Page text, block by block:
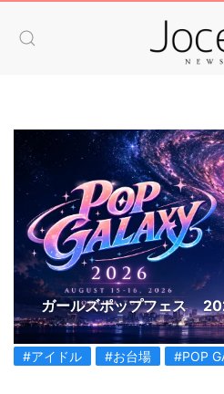
ガールズポップフェス
#アイドル #お台場 #POP